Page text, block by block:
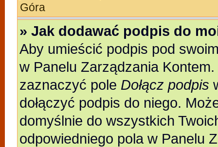
Góra
» Jak dodawać podpis do
Aby umieścić podpis pod
w Panelu Zarządzania
zaznaczyć pole Dołącz podpis
dołączyć podpis do niego.
domyślnie do wszystkich
odpowiedniego pola w Panelu